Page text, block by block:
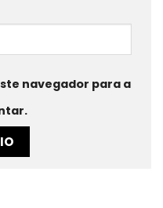
navegador para a